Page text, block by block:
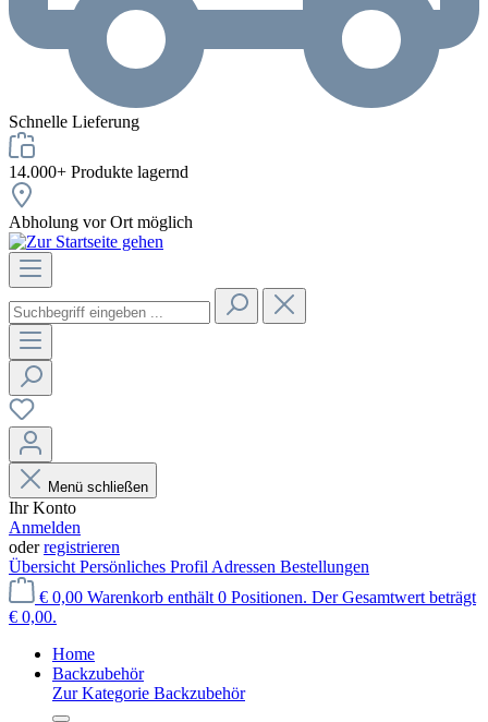
Schnelle Lieferung
14.000+ Produkte lagernd
Abholung vor Ort möglich
Menü schließen
Ihr Konto
Anmelden
oderregistrieren
Übersicht Persönliches Profil Adressen Bestellungen
€ 0,00 Warenkorb enthält 0 Positionen. Der Gesamtwert beträgt
€ 0,00.
Home
Backzubehör
Zur Kategorie Backzubehör